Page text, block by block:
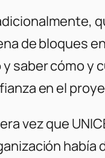
de bloques
saber cómo y
en el
vez que